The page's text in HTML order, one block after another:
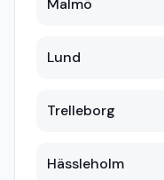
Malmö
Lund
Trelleborg
Hässleholm